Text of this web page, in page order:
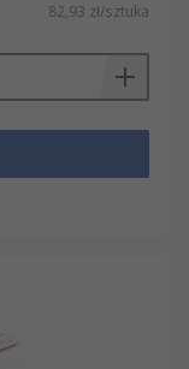
82,93 zł/sztuka